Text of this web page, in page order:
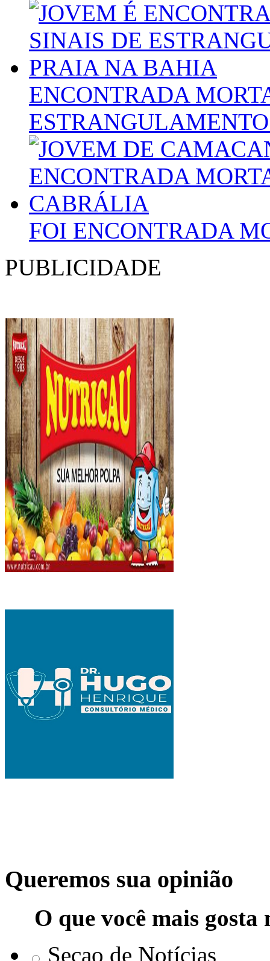
ENCONTRADA
FOI ENCONTRADA
PUBLICIDADE
Queremos sua opinião
O que você mais
Seçao de Notícias